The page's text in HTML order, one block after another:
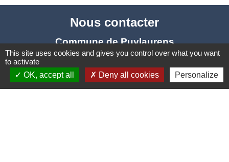
Nous contacter
Commune de Puylaurens
1 rue de la Mairie
81700 Puylaurens - FRANCE
+33 5 63 75 00 18
This site uses cookies and gives you control over what you want
to activate
OK, accept all
Deny all cookies Personalize